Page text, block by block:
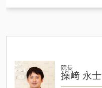
院長
操﨑 永士